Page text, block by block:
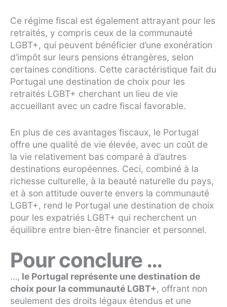
Ce régime fiscal est également attrayant pour les
retraités, y compris ceux de la communauté
LGBT+, qui peuvent bénéficier d’une exonération
d’impôt sur leurs pensions étrangères, selon
certaines conditions. Cette caractéristique fait du
Portugal une destination de choix pour les
retraités LGBT+ cherchant un lieu de vie
accueillant avec un cadre fiscal favorable.
En plus de ces avantages fiscaux, le Portugal
offre une qualité de vie élevée, avec un coût de
la vie relativement bas comparé à d’autres
destinations européennes. Ceci, combiné à la
richesse culturelle, à la beauté naturelle du pays,
et à son attitude ouverte envers la communauté
LGBT+, rend le Portugal une destination de choix
pour les expatriés LGBT+ qui recherchent un
équilibre entre bien-être financier et personnel.
Pour conclure …
…, le Portugal représente une destination de
choix pour la communauté LGBT+, offrant non
seulement des droits légaux étendus et une